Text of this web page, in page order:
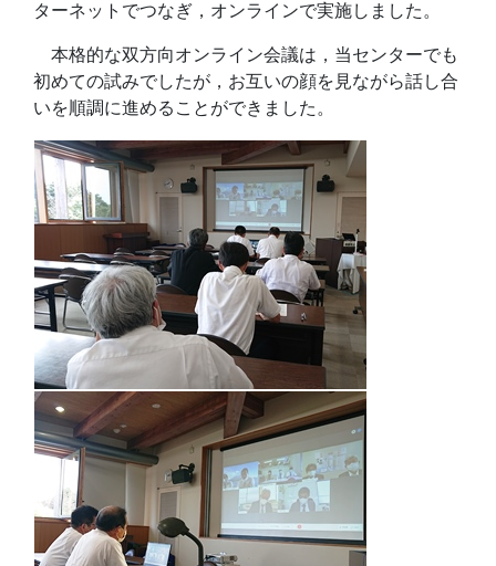
ターネットでつなぎ，オンラインで実施しました。
本格的な双方向オンライン会議は，当センターでも
初めての試みでしたが，お互いの顔を見ながら話し合
いを順調に進めることができました。